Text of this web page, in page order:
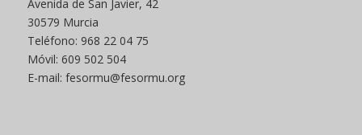
Avenida de San Javier, 42
30579 Murcia
Teléfono: 968 22 04 75
Móvil: 609 502 504
E-mail: fesormu@fesormu.org